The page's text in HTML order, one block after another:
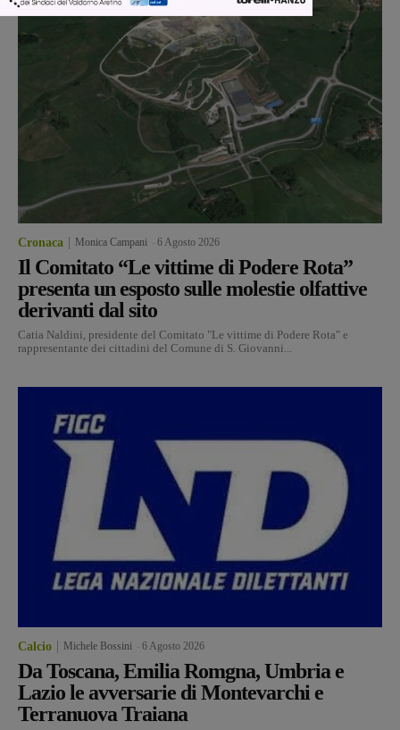
Cronaca Monica Campani 6 Agosto 2026
Il Comitato “Le vittime di Podere Rota”
presenta un esposto sulle molestie olfattive
derivanti dal sito
Catia Naldini, presidente del Comitato "Le vittime di Podere Rota" e
rappresentante dei cittadini del Comune di S. Giovanni...
Calcio Michele Bossini 6 Agosto 2026
Da Toscana, Emilia Romgna, Umbria e
Lazio le avversarie di Montevarchi e
Terranuova Traiana